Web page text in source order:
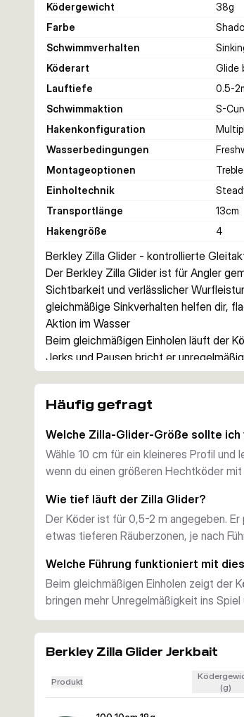
Ködergewicht
38g
Farbe
Schwimmverhalten
Köderart
Glide
Lauftiefe
0.5-2
Schwimmaktion
S-
Hakenkonfiguration
Wasserbedingungen
Montageoptionen
Einholtechnik
Transportlänge
13cm
Hakengröße
4
Berkley Zilla Glider - kontrollierte
Der Berkley Zilla Glider ist für Angler
Sichtbarkeit und verlässlicher
gleichmäßige Sinkverhalten helfen dir,
Aktion im Wasser
Beim gleichmäßigen Einholen läuft der
Jerks und Pausen bricht er
Wurfweite und Kontrolle
Krautfelder oder freie Fenster sicher,
Mit einer Lauftiefe von 0,5-2 m lässt
gemischten Tiefenzonen führen. Das
Süßwasser bei wechselnden
Haken und Praxiseinsatz
sinkende Bauweise hält den Köder in
mit gutem Gefühl.
Häufig gefragt
Welche Zilla-Glider-Größe sollte ich
Wähle 10 cm für ein kleineres Profil und
wenn du einen größeren Hechtköder
Wie tief läuft der Zilla Glider?
Der Köder ist für 0,5-2 m angegeben.
etwas tieferen Räuberzonen, je nach
Welche Führung funktioniert mit
Beim gleichmäßigen Einholen zeigt der
bringen mehr Unregelmäßigkeit ins
Berkley Zilla Glider Jerkbait
Produkt
(g)